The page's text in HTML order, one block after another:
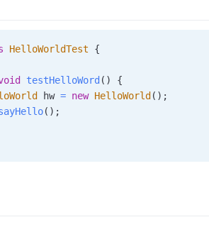
HelloWorldTest
{
testHelloWord ( )
{
hw = new HelloWorld ( ) ;
( ) ;